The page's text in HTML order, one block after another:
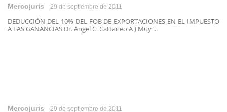
Mercojuris 29 de septiembre de 2011
DEDUCCIÓN DEL 10% DEL FOB DE EXPORTACIONES EN EL IMPUESTO
A LAS GANANCIAS Dr. Angel C. Cattaneo A ) Muy ...
Mercojuris 29 de septiembre de 2011